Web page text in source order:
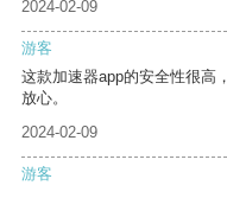
2024-02-09
游客
这款加速器app的安全性很高
放心。
2024-02-09
游客